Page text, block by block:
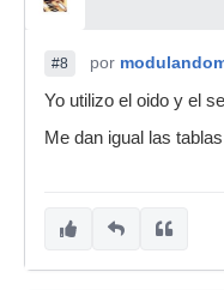
#8 por
Yo utilizo el oido y el
Me dan igual las